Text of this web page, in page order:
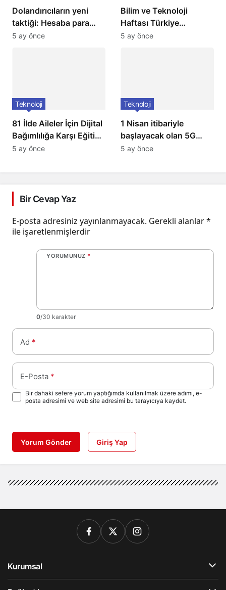
Dolandırıcıların yeni
taktiği: Hesaba para
gönderip geri istiyorlar!
5 ay önce
Bilim ve Teknoloji
Haftası Türkiye
genelinde büyük bir
5 ay önce
81 İlde Aileler İçin Dijital
Bağımlılığa Karşı Eğitim
Programları Başlıyor!
Teknoloji
5 ay önce
1 Nisan itibariyle
başlayacak olan 5G
dönemi ile mobil
Teknoloji
5 ay önce
Bir Cevap Yaz
E-posta adresiniz yayınlanmayacak. Gerekli alanlar*
ile işaretlenmişlerdir
YORUMUNUZ *
0/30 karakter
Ad *
E-Posta *
Bir dahaki sefere yorum yaptığımda kullanılmak üzere adımı, e-
posta adresimi ve web site adresimi bu tarayıcıya kaydet.
Yorum Gönder Giriş Yap
Kurumsal